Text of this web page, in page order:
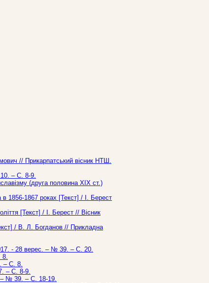
// Прикарпатський вісник НТШ.
10. – С. 8-9.
(друга половина ХІХ ст.)
в 1856-1867 роках [Текст] / І. Берест
[Текст] / І. Берест // Вісник
/ В. Л. Богданов // Прикладна
- 28 верес. – № 39. – С. 20.
8.
– С. 8.
– С. 8-9.
– № 39. – С. 18-19.